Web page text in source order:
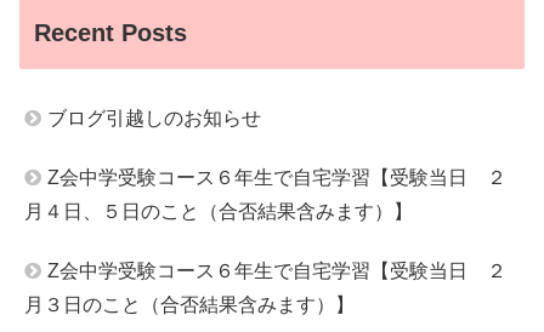
Recent Posts
ブログ引越しのお知らせ
Z会中学受験コース６年生で自宅学習【受験当日 ２
月４日、５日のこと（合否結果含みます）】
Z会中学受験コース６年生で自宅学習【受験当日 ２
月３日のこと（合否結果含みます）】